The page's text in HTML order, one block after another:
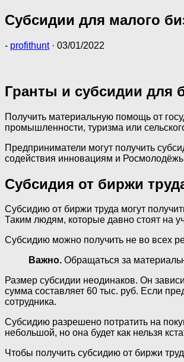
Субсидии для малого
- profithunt · 03/01/2022
Гранты и субсидии для
Получить материальную помощь от
промышленности, туризма или
Предприниматели могут получить
содействия инновациям и
Субсидия от биржи
Субсидию от биржи труда могут
Таким людям, которые давно стоят на
Субсидию можно получить не во всех
Важно. Обращаться за
Размер субсидии неодинаков. Он
сумма составляет 60 тыс. руб. Если
сотрудника.
Субсидию разрешено потратить на
небольшой, но она будет как нельзя
Чтобы получить субсидию от биржи